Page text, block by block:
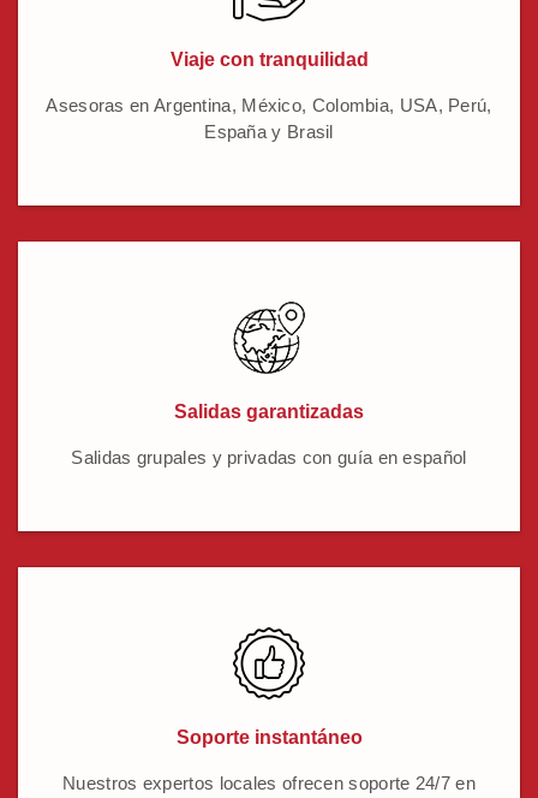
Viaje con tranquilidad
Asesoras en Argentina, México, Colombia, USA, Perú,
España y Brasil
Salidas garantizadas
Salidas grupales y privadas con guía en español
Soporte instantáneo
Nuestros expertos locales ofrecen soporte 24/7 en